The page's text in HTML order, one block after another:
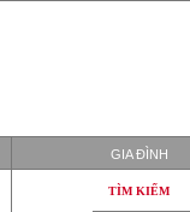
GIA ĐÌNH
TÌM KIẾM